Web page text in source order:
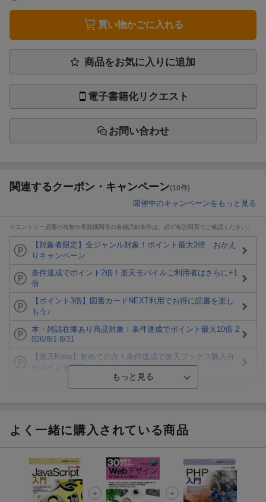
買い物かごに入れる
商品をお気に入りに追加
電子書籍化リクエスト
お問い合わせ
関連するクーポン・キャンペーン(10件)
開催中のキャンペーンをもっと見る
※エントリー必要の有無や実施期間等の各種詳細条件は、必ず各説明頁でご確認ください。
【対象者限定】全ジャンル対象！ポイント最大3倍 おかえ
りキャンペーン
条件達成でポイント2倍！楽天モバイルご利用者はさらに+1
倍
【ポイント3倍】図書カードNEXT利用でお得に読書を楽し
もう♪
本・雑誌在庫あり商品対象！条件達成でポイント最大10倍 2
026/8/1-8/31
【楽天Kobo】初めての方！条件達成で楽天ブックス購入分
がポイント20倍
ト山分け
楽天モバイル紹介キャンペーンの拡散で300円OFFクーポン
進呈
条件達成で楽天限定・宝塚歌劇 宙組貸切公演ペアチケット
よく一緒に購入されている商品